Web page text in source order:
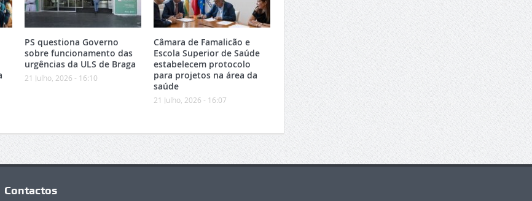
PS questiona Governo
sobre funcionamento das
urgências da ULS de Braga
21 Julho, 2026 - 16:10
Câmara de Famalicão e
Escola Superior de Saúde
estabelecem protocolo
para projetos na área da
saúde
21 Julho, 2026 - 16:07
Contactos